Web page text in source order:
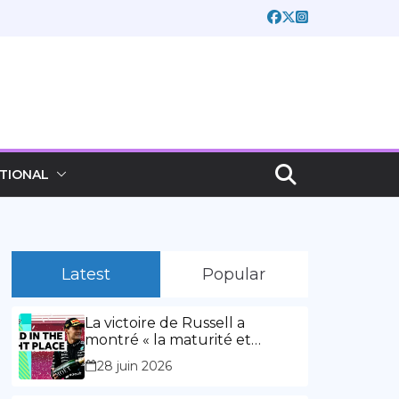
Latest Popular
La victoire de Russell a
montré « la maturité et
l’expérience » Vidéo,
00:02:03La victoire de Russell
28 juin 2026